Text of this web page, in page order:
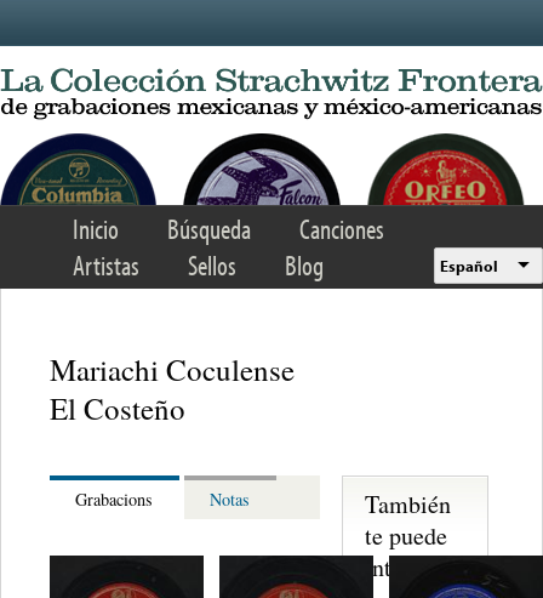
Inicio Búsqueda
Canciones
Artistas
Sellos Blog Español
Mariachi Coculense
El Costeño
Grabacions Notas
También
te puede
interesar...